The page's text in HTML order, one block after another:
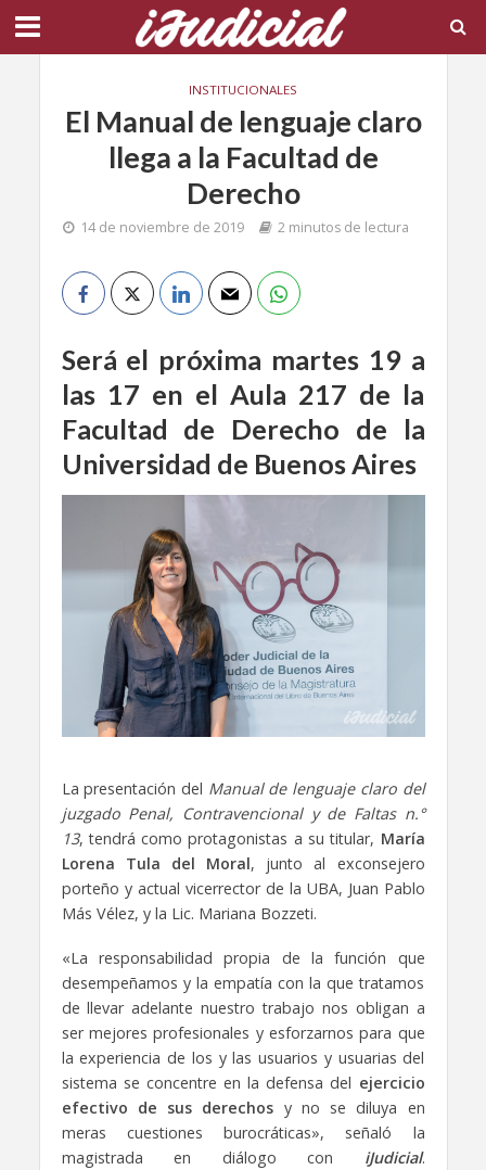
INSTITUCIONALES
El Manual de lenguaje claro
llega a la Facultad de
Derecho
14 de noviembre de 2019 2 minutos de lectura
Será el próxima martes 19 a
las 17 en el Aula 217 de la
Facultad de Derecho de la
Universidad de Buenos Aires
La presentación del Manual de lenguaje claro del
juzgado Penal, Contravencional y de Faltas n.°
13, tendrá como protagonistas a su titular, María
Lorena Tula del Moral, junto al exconsejero
porteño y actual vicerrector de la UBA, Juan Pablo
Más Vélez, y la Lic. Mariana Bozzeti.
«La responsabilidad propia de la función que
desempeñamos y la empatía con la que tratamos
de llevar adelante nuestro trabajo nos obligan a
ser mejores profesionales y esforzarnos para que
la experiencia de los y las usuarios y usuarias del
sistema se concentre en la defensa del ejercicio
efectivo de sus derechos y no se diluya en
meras cuestiones burocráticas», señaló la
magistrada en diálogo con iJudicial.